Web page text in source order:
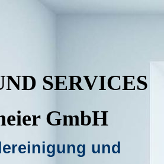
SERVICES
GmbH
und